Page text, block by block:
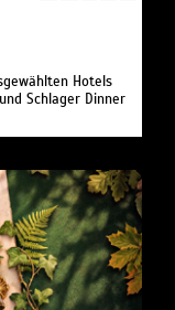
Hotels
Schlager Dinner